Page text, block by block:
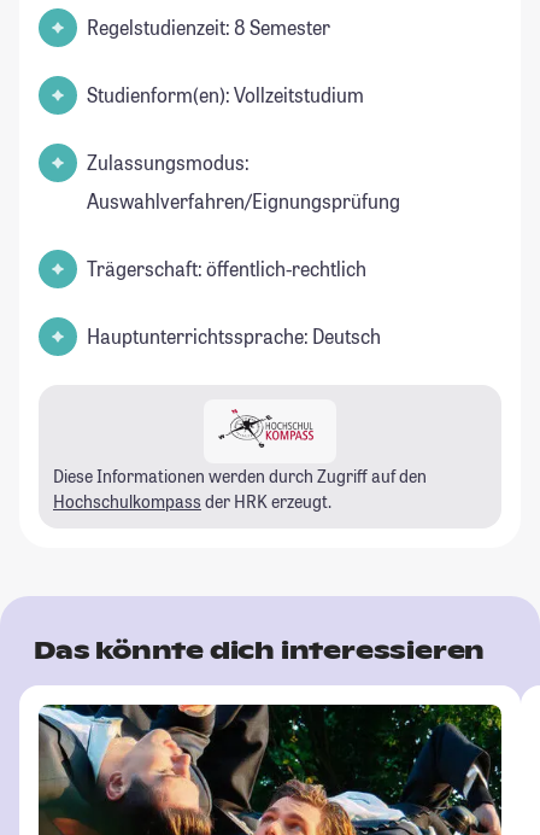
Regelstudienzeit: 8 Semester
Studienform(en): Vollzeitstudium
Zulassungsmodus:
Auswahlverfahren/Eignungsprüfung
Trägerschaft: öffentlich-rechtlich
Hauptunterrichtssprache: Deutsch
Diese Informationen werden durch Zugriff auf den
Hochschulkompass der HRK erzeugt.
Das könnte dich interessieren